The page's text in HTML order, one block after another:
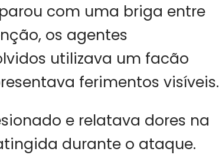
com uma briga entre
os agentes
utilizava um facão
ferimentos visíveis.
e relatava dores na
durante o ataque.